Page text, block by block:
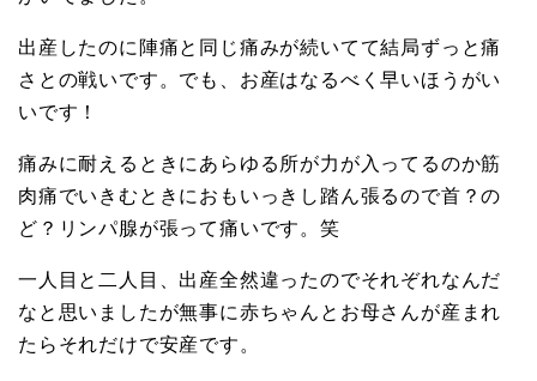
出産したのに陣痛と同じ痛みが続いてて結局ずっと痛
さとの戦いです。でも、お産はなるべく早いほうがい
いです！
痛みに耐えるときにあらゆる所が力が入ってるのか筋
肉痛でいきむときにおもいっきし踏ん張るので首？の
ど？リンパ腺が張って痛いです。笑
一人目と二人目、出産全然違ったのでそれぞれなんだ
なと思いましたが無事に赤ちゃんとお母さんが産まれ
たらそれだけで安産です。